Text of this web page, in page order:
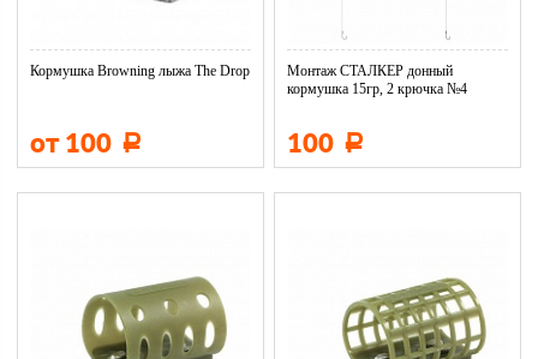
Кормушка Browning лыжа The Drop
от 100 Р
Монтаж СТАЛКЕР донный
кормушка 15гр, 2 крючка №4
100 Р